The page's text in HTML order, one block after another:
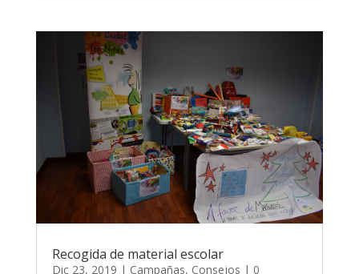
Recogida de material escolar
Dic 23, 2019 | Campañas, Consejos | 0